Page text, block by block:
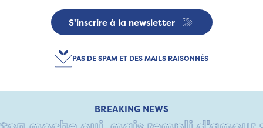
S'inscrire à la newsletter
PAS DE SPAM ET DES MAILS RAISONNÉS
BREAKING NEWS